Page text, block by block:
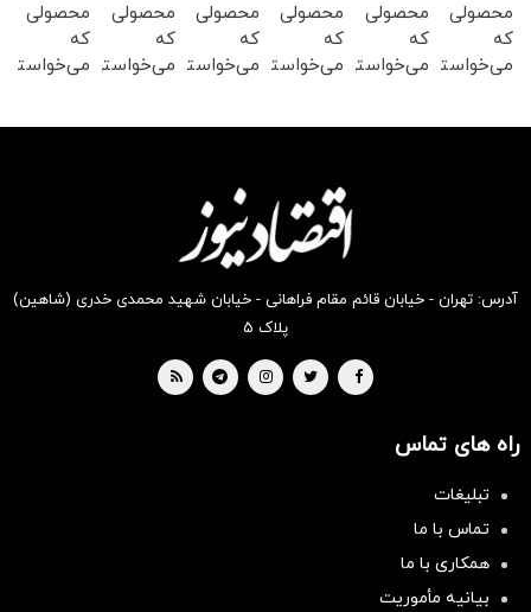
محصولی
که
می‌خواستی
محصولی
که
می‌خواستی
محصولی
که
می‌خواستی
بخر !
محصولی
که
می‌خواستی
بخر !
محصولی
که
می‌خواستی
محصولی
که
می‌خواستی
آدرس: تهران - خیابان قائم مقام فراهانی - خیابان شهید محمدی خدری (شاهین)
پلاک ۵
راه های تماس
تبلیغات
تماس با ما
همکاری با ما
بیانیه مأموریت